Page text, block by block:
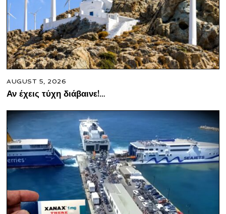
AUGUST 5, 2026
Αν έχεις τύχη διάβαινε!…